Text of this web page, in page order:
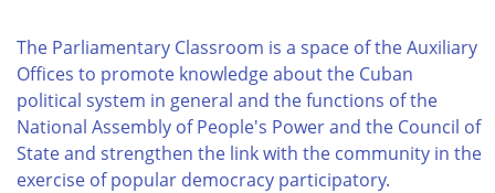
The Parliamentary Classroom is a space of the Auxiliary
Offices to promote knowledge about the Cuban
political system in general and the functions of the
National Assembly of People's Power and the Council of
State and strengthen the link with the community in the
exercise of popular democracy participatory.